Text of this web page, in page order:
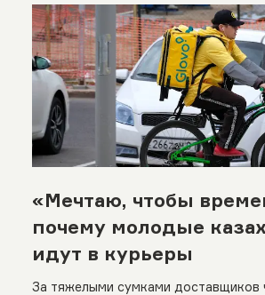
«Мечтаю, чтобы
почему молодые
идут в курьеры
За тяжелыми сумками доставщиков